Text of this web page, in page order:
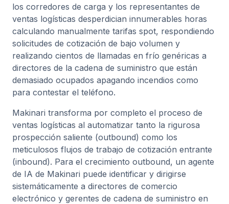
los corredores de carga y los representantes de
ventas logísticas desperdician innumerables horas
calculando manualmente tarifas spot, respondiendo
solicitudes de cotización de bajo volumen y
realizando cientos de llamadas en frío genéricas a
directores de la cadena de suministro que están
demasiado ocupados apagando incendios como
para contestar el teléfono.
Makinari transforma por completo el proceso de
ventas logísticas al automatizar tanto la rigurosa
prospección saliente (outbound) como los
meticulosos flujos de trabajo de cotización entrante
(inbound). Para el crecimiento outbound, un agente
de IA de Makinari puede identificar y dirigirse
sistemáticamente a directores de comercio
electrónico y gerentes de cadena de suministro en